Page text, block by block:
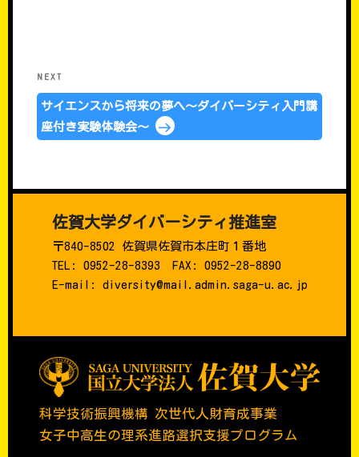
Next
Post
NEXT
サイエンスから将来の夢へ～ダイバーシティ入門講
座付き実験体験会～
科学技術振興機構 次世代人財育成事業
女子中高生の理系進路選択支援プログラム
佐賀大学ダイバーシティ推進室
〒840-8502 佐賀県佐賀市本庄町１番地
TEL: 0952-28-8393 FAX: 0952-28-8890
E-mail: diversity@mail.admin.saga-u.ac.jp